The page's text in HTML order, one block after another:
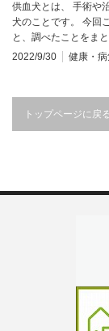
供血犬とは、 手術や
犬のことです。 今回
と、調べたことをま
2022/9/30
健康・
トップページに戻る